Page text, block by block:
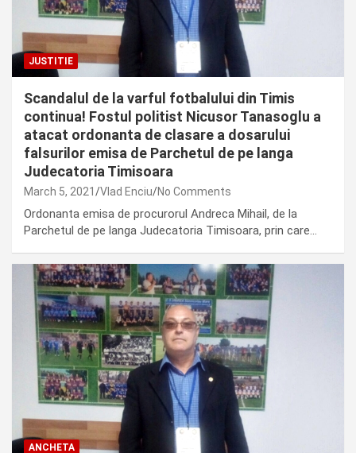
JUSTITIE
Scandalul de la varful fotbalului din Timis
continua! Fostul politist Nicusor Tanasoglu a
atacat ordonanta de clasare a dosarului
falsurilor emisa de Parchetul de pe langa
Judecatoria Timisoara
March 5, 2021 Vlad Enciu No Comments
Ordonanta emisa de procurorul Andreca Mihail, de la
Parchetul de pe langa Judecatoria Timisoara, prin care…
ANCHETA